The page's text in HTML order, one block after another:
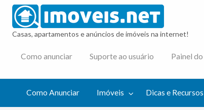
Casas, apartamentos e anúncios de imóveis na internet!
Como anunciar Suporte ao usuário Painel
Como Anunciar Imóveis Dicas e Recursos